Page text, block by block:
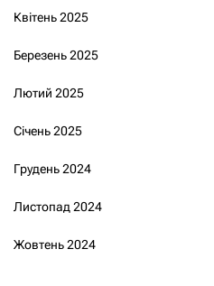
Квітень 2025
Березень 2025
Лютий 2025
Січень 2025
Грудень 2024
Листопад 2024
Жовтень 2024